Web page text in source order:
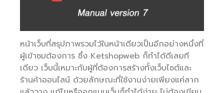
หน้าเว็บที่สรุปภาพรวมไว้ในหน้าเดียวเป็นอีกอย่างหนึ่งที่
ผู้เข้าชมต้องการ ซึ่ง Ketshopweb ก็ทำได้ดีเลยที
เดียว เว็บนี้เหมาะกับผู้ที่ต้องการสร้างทั้งเว็บไซต์และ
ร้านค้าออนไลน์ ด้วยลักษณะที่ใช้งานง่ายเพียงแค่ลาก